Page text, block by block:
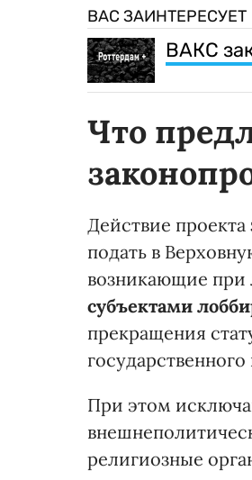
ВАС ЗАИНТЕРЕСУЕТ
ВАКС
Что
Действие
подать в
возникающие при
субъектами
прекращения
При этом
религиозные